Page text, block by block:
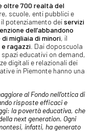
oltre 700 realtà del
scuole, enti pubblici e
potenziamento deiservizi
dell’abbandono
migliaia di minori, il
ragazzi . Dai doposcuola
educativi on demand,
digitali e relazionali dei
in Piemonte hanno una
al Fondo nell’ottica di
risposte efficaci e
la povertà educativa, che
next generation. Ogni
infatti, ha generato